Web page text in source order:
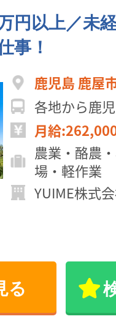
円以上／未
事！
鹿児島 鹿屋
各地から鹿
月給
農業・酪農
場・軽作業
YUIME株式
る